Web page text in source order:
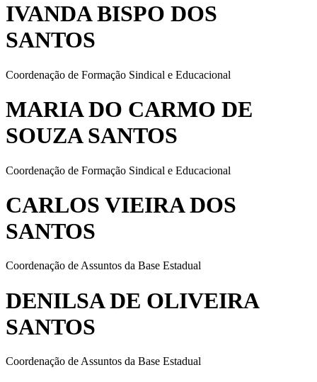
IVANDA BISPO DOS
SANTOS
Coordenação de Formação Sindical e Educacional
MARIA DO CARMO DE
SOUZA SANTOS
Coordenação de Formação Sindical e Educacional
CARLOS VIEIRA DOS
SANTOS
Coordenação de Assuntos da Base Estadual
DENILSA DE OLIVEIRA
SANTOS
Coordenação de Assuntos da Base Estadual